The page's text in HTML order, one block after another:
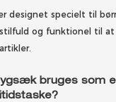
designet specielt til
stilfuld og funktionel til
bruges som